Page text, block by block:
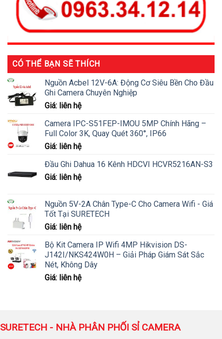
CÓ THỂ BẠN SẼ THÍCH
Nguồn Acbel 12V-6A: Động Cơ Siêu Bền Cho Đầu
Ghi Camera Chuyên Nghiệp
Giá: liên hệ
Camera IPC-S51FEP-IMOU 5MP Chính Hãng –
Full Color 3K, Quay Quét 360°, IP66
Giá: liên hệ
Đầu Ghi Dahua 16 Kênh HDCVI HCVR5216AN-S3
Giá: liên hệ
Nguồn 5V-2A Chân Type-C Cho Camera Wifi - Giá
Tốt Tại SURETECH
Giá: liên hệ
Bộ Kit Camera IP Wifi 4MP Hikvision DS-
J142I/NKS424W0H – Giải Pháp Giám Sát Sắc
Nét, Không Dây
Giá: liên hệ
SURETECH - NHÀ PHÂN PHỐI SỈ CAMERA